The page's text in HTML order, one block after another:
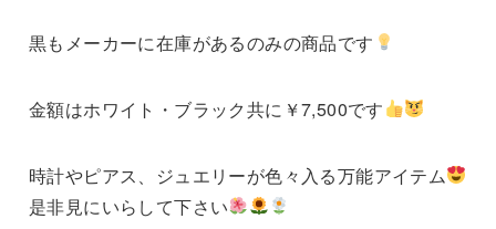
黒もメーカーに在庫があるのみの商品です
金額はホワイト・ブラック共に￥7,500です
時計やピアス、ジュエリーが色々入る万能アイテム
是非見にいらして下さい